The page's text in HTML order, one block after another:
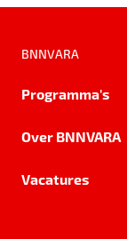
BNNVARA
Programma's
Over BNNVARA
Vacatures